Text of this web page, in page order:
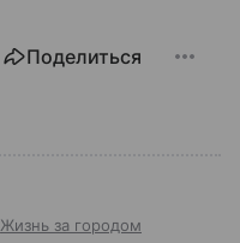
Поделиться
Жизнь за городом